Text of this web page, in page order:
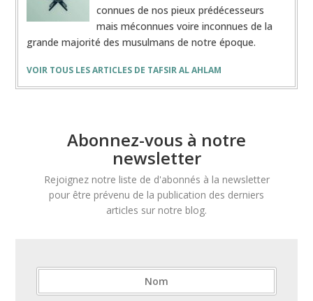
connues de nos pieux prédécesseurs
mais méconnues voire inconnues de la
grande majorité des musulmans de notre époque.
VOIR TOUS LES ARTICLES DE TAFSIR AL AHLAM
Abonnez-vous à notre
newsletter
Rejoignez notre liste de d'abonnés à la newsletter
pour être prévenu de la publication des derniers
articles sur notre blog.